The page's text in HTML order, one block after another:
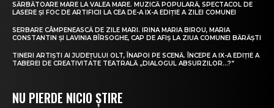
SĂRBĂTOARE MARE LA VALEA MARE. MUZICĂ POPULARĂ, SPECTACOL DE
LASERE ȘI FOC DE ARTIFICII LA CEA DE-A IX-A EDIȚIE A ZILEI COMUNEI
SERBARE CÂMPENEASCĂ DE ZILE MARI. IRINA MARIA BIROU, MARIA
CONSTANTIN ȘI LAVINIA BÎRSOGHE, CAP DE AFIȘ LA ZIUA COMUNEI BĂRĂȘTI
TINERI ARTIȘTI AI JUDEȚULUI OLT, ÎNAPOI PE SCENĂ. ÎNCEPE A IX-A EDIȚIE A
TABEREI DE CREATIVITATE TEATRALĂ „DIALOGUL ABSURZILOR…?”
NU PIERDE NICIO ȘTIRE